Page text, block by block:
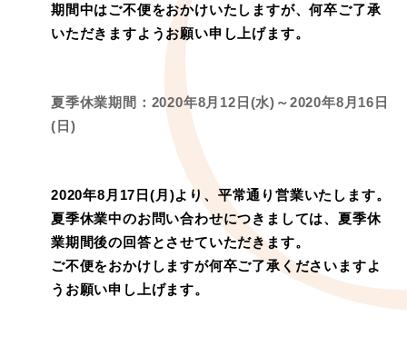
期間中はご不便をおかけいたしますが、何卒ご了承
いただきますようお願い申し上げます。
夏季休業期間：2020年8月12日(水)～2020年8月16日
(日)
2020年8月17日(月)より、平常通り営業いたします。
夏季休業中のお問い合わせにつきましては、夏季休
業期間後の回答とさせていただきます。
ご不便をおかけしますが何卒ご了承くださいますよ
うお願い申し上げます。